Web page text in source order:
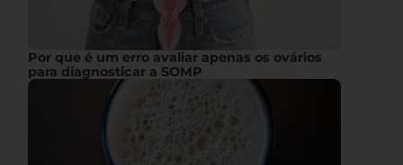
Por que é um erro avaliar apenas os ovários
para diagnosticar a SOMP